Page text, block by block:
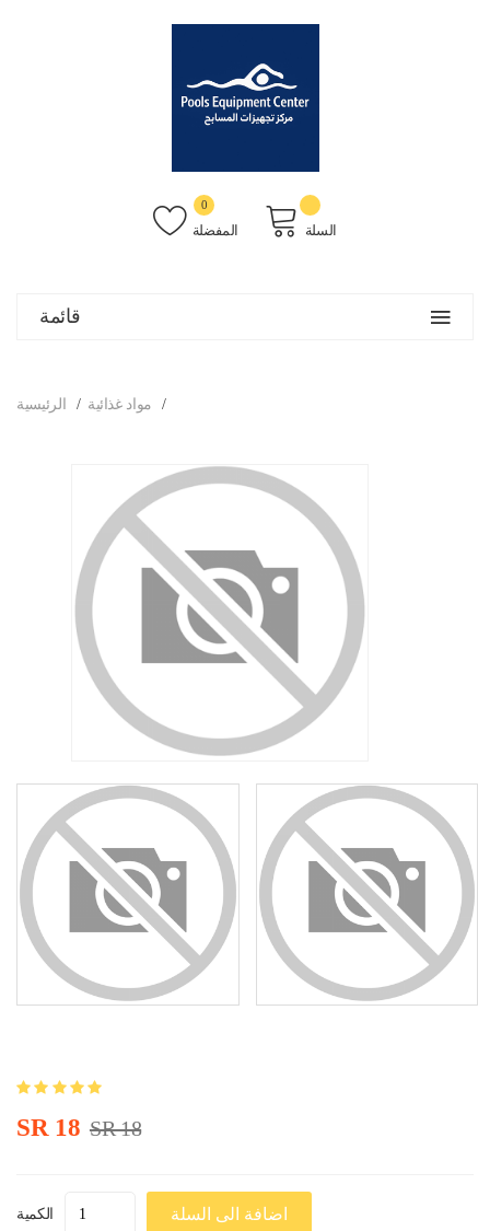
المفضلة
0
السلة
قائمة
الرئيسية مواد غذائية
SR 18 SR 18
الكمية اضافة الى السلة